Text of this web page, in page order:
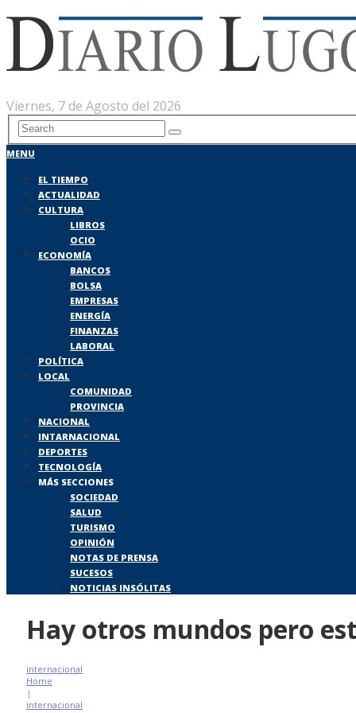
Viernes, 7 de Agosto del 2026
MENU
EL TIEMPO
ACTUALIDAD
CULTURA
LIBROS
OCIO
ECONOMÍA
BANCOS
BOLSA
EMPRESAS
ENERGÍA
FINANZAS
LABORAL
POLÍTICA
LOCAL
COMUNIDAD
PROVINCIA
NACIONAL
INTARNACIONAL
DEPORTES
TECNOLOGÍA
MÁS SECCIONES
SOCIEDAD
SALUD
TURISMO
OPINIÓN
NOTAS DE PRENSA
SUCESOS
NOTICIAS INSÓLITAS
Hay otros mundos pero
internacional
Home
|
internacional